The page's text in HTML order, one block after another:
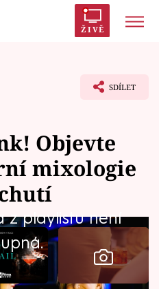
ŽIVĚ
SDÍLET
Objevte
mixologie
z playlistu není